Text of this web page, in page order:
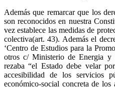
Además que remarcar que los
son reconocidos en nuestra
vez establece las medidas de
colectiva(art. 43). Además el
‘Centro de Estudios para la
otros c/ Ministerio de Energia y
rezaba “el Estado debe velar
accesibilidad de los servicios
económico-social concreta de